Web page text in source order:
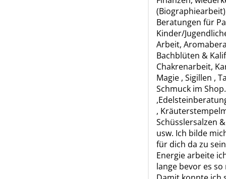
Beratungen für
Kinder/
Arbeit,
Bachblüten &
Chakrenarbeit,
Magie , Sigillen ,
Schmuck im
,
Schüsslersalzen
usw. Ich bilde
für dich da zu
Energie arbeite
lange bevor es